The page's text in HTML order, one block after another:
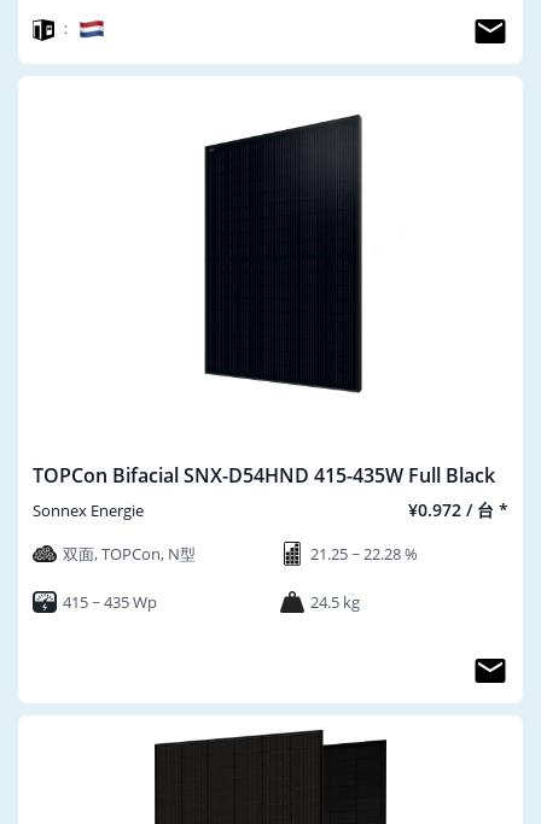
：
TOPCon Bifacial SNX-D54HND 415-435W Full Black
Sonnex Energie ¥0.972 / 台 *
双面, TOPCon, N型 21.25 ~ 22.28 %
415 ~ 435 Wp 24.5 kg